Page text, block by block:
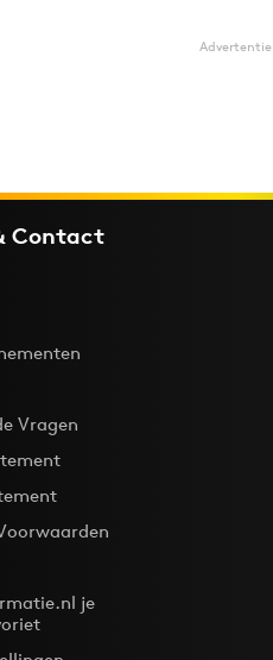
Advertentie
Contact
Vragen
je